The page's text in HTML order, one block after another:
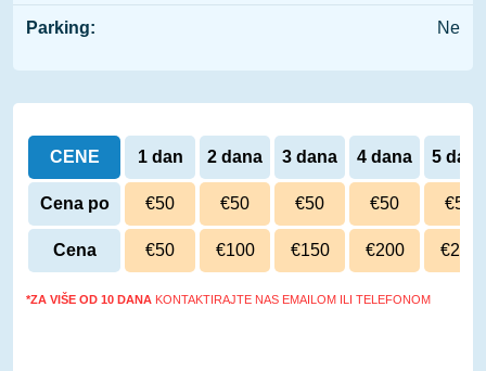
Parking: Ne
CENE 1 dan 2 dana 3 dana 4 dana 5 dana
Cena po
danu
€50 €50 €50 €50 €50
Cena €50 €100 €150 €200 €250
*ZA VIŠE OD 10 DANA KONTAKTIRAJTE NAS EMAILOM ILI TELEFONOM